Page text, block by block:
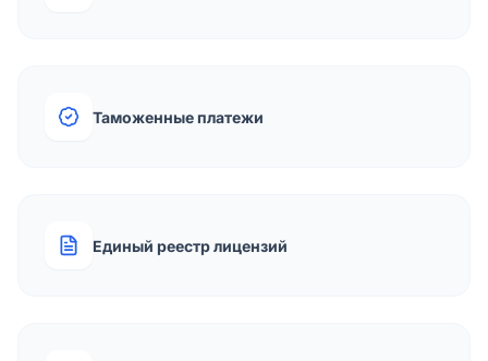
Таможенные платежи
Единый реестр лицензий